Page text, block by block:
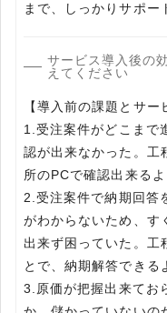
まで、しっかりサポー
サービス導入後の
えてください
【導入前の課題とサー
1.受注案件がどこまで
認が出来なかった。工
所のPCで確認出来る
2.受注案件で納期回答
がわからないため、す
出来ず困っていた。工
とで、納期解答できる
3.原価が把握出来てお